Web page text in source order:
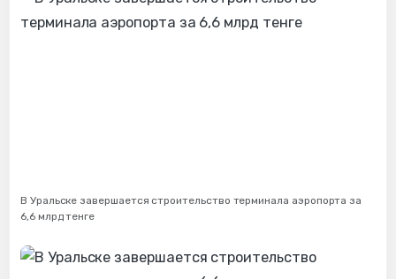
В Уральске завершается строительство терминала аэропорта за
6,6 млрд тенге